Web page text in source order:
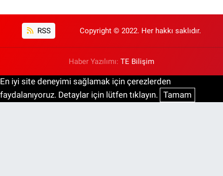
RSS Copyright © 2022. Her hakkı saklıdır.
Haber Yazılımı: TE Bilişim
En iyi site deneyimi sağlamak için çerezlerden
faydalanıyoruz. Detaylar için lütfen tıklayın. Tamam